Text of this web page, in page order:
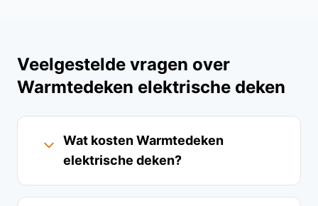
Veelgestelde vragen over
Warmtedeken elektrische deken
Wat kosten Warmtedeken
elektrische deken?